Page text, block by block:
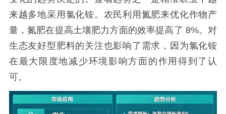
来越多地采用氯化铵。农民利用氮肥来优化作物产
量，氮肥在提高土壤肥力方面的效率提高了 8%。对
生态友好型肥料的关注也影响了需求，因为氯化铵
在最大限度地减少环境影响方面的作用得到了认
可。